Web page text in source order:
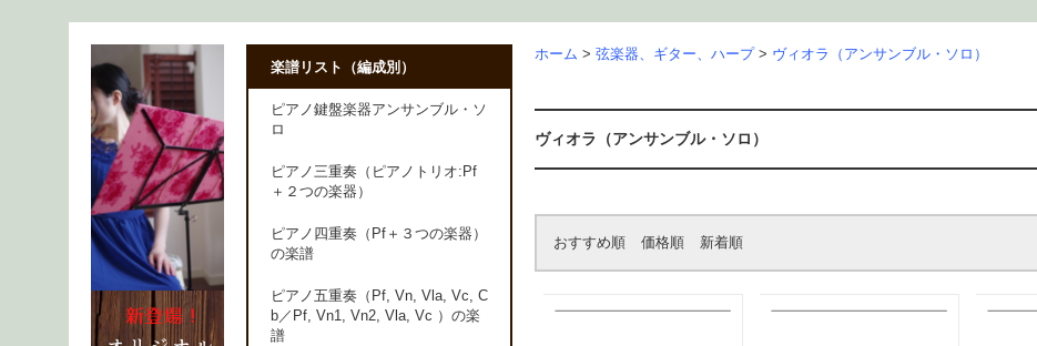
ホーム > 弦楽器、ギター、ハープ > ヴィオラ（アンサンブル・ソロ）
ヴィオラ（アンサンブル・ソロ）
おすすめ順 価格順 新着順
楽譜リスト（編成別）
ピアノ鍵盤楽器アンサンブル・ソ
ロ
ピアノ三重奏（ピアノトリオ:Pf
＋２つの楽器）
ピアノ四重奏（Pf＋３つの楽器）
の楽譜
ピアノ五重奏（Pf, Vn, Vla, Vc, C
b／Pf, Vn1, Vn2, Vla, Vc ）の楽
譜